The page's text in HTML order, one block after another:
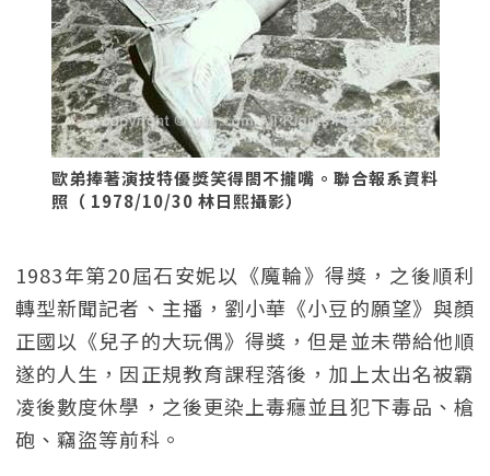
歐弟捧著演技特優獎笑得閤不攏嘴。聯合報系資料
照（ 1978/10/30 林日熙攝影）
1983年第20屆石安妮以《魔輪》得獎，之後順利
轉型新聞記者、主播，劉小華《小豆的願望》與顏
正國以《兒子的大玩偶》得獎，但是並未帶給他順
遂的人生，因正規教育課程落後，加上太出名被霸
凌後數度休學，之後更染上毒癮並且犯下毒品、槍
砲、竊盜等前科。